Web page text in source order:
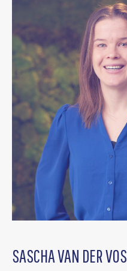
SASCHA VAN DER VOS